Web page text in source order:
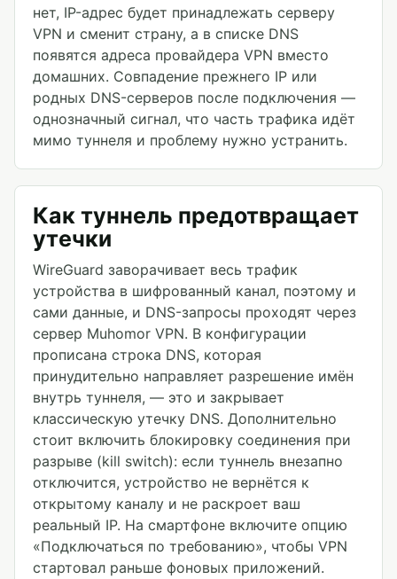
нет, IP-адрес будет принадлежать серверу
VPN и сменит страну, а в списке DNS
появятся адреса провайдера VPN вместо
домашних. Совпадение прежнего IP или
родных DNS-серверов после подключения —
однозначный сигнал, что часть трафика идёт
мимо туннеля и проблему нужно устранить.
Как туннель предотвращает
утечки
WireGuard заворачивает весь трафик
устройства в шифрованный канал, поэтому и
сами данные, и DNS-запросы проходят через
сервер Muhomor VPN. В конфигурации
прописана строка DNS, которая
принудительно направляет разрешение имён
внутрь туннеля, — это и закрывает
классическую утечку DNS. Дополнительно
стоит включить блокировку соединения при
разрыве (kill switch): если туннель внезапно
отключится, устройство не вернётся к
открытому каналу и не раскроет ваш
реальный IP. На смартфоне включите опцию
«Подключаться по требованию», чтобы VPN
стартовал раньше фоновых приложений.